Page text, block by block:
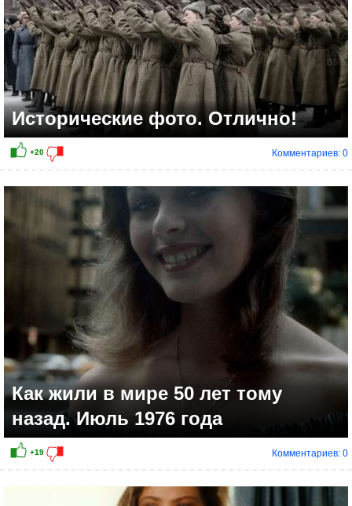
+1
Исторические фото. Отлично!
Комментариев: 0
Как жили в мире 50 лет тому
назад. Июль 1976 года
Комментариев: 0